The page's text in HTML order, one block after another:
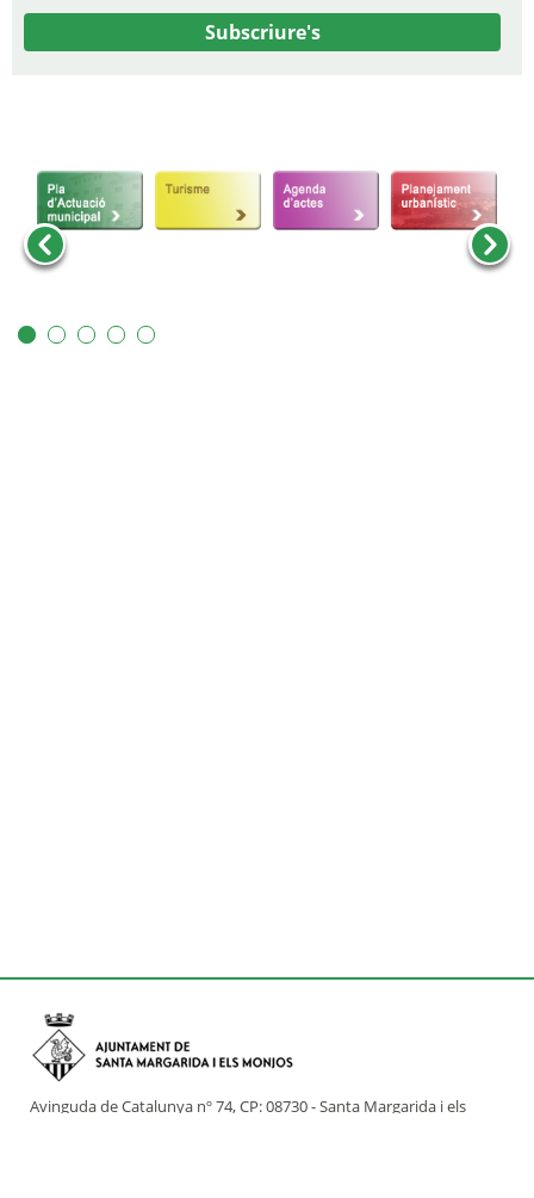
Subscriure's
Avinguda de Catalunya nº 74, CP: 08730 - Santa Margarida i els